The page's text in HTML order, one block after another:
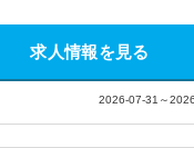
求人情報を見る
2026-07-31～